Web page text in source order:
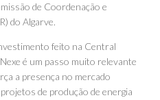
de Coordenação e
do Algarve.
feito na Central
é um passo muito relevante
a presença no mercado
de produção de energia